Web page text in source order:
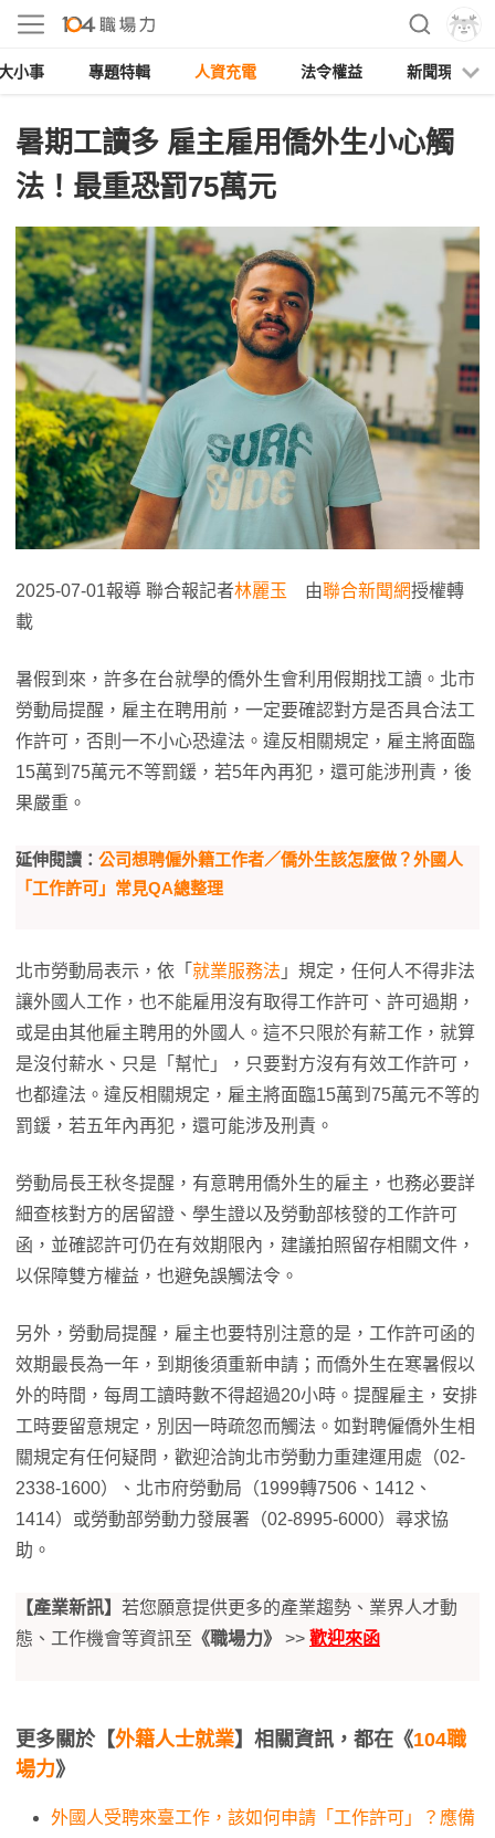
小事 專題特輯 人資充電 法令權益 新聞現場
暑期工讀多 雇主雇用僑外生小心觸
法！最重恐罰75萬元
2025-07-01報導 聯合報記者林麗玉 由聯合新聞網授權轉
載
暑假到來，許多在台就學的僑外生會利用假期找工讀。北市
勞動局提醒，雇主在聘用前，一定要確認對方是否具合法工
作許可，否則一不小心恐違法。違反相關規定，雇主將面臨
15萬到75萬元不等罰鍰，若5年內再犯，還可能涉刑責，後
果嚴重。
延伸閱讀： 公司想聘僱外籍工作者／僑外生該怎麼做？外國人
「工作許可」常見QA總整理
北市勞動局表示，依「 就業服務法 」規定，任何人不得非法
讓外國人工作，也不能雇用沒有取得工作許可、許可過期，
或是由其他雇主聘用的外國人。這不只限於有薪工作，就算
是沒付薪水、只是「幫忙」，只要對方沒有有效工作許可，
也都違法。違反相關規定，雇主將面臨15萬到75萬元不等的
罰鍰，若五年內再犯，還可能涉及刑責。
勞動局長王秋冬提醒，有意聘用僑外生的雇主，也務必要詳
細查核對方的居留證、學生證以及勞動部核發的工作許可
函，並確認許可仍在有效期限內，建議拍照留存相關文件，
以保障雙方權益，也避免誤觸法令。
另外，勞動局提醒，雇主也要特別注意的是，工作許可函的
效期最長為一年，到期後須重新申請；而僑外生在寒暑假以
外的時間，每周工讀時數不得超過20小時。提醒雇主，安排
工時要留意規定，別因一時疏忽而觸法。如對聘僱僑外生相
關規定有任何疑問，歡迎洽詢北市勞動力重建運用處（02-
2338-1600）、北市府勞動局（1999轉7506、1412、
1414）或勞動部勞動力發展署（02-8995-6000）尋求協
助。
【產業新訊】 若您願意提供更多的產業趨勢、業界人才動
態、工作機會等資訊至 《職場力》 >> 歡迎來函
更多關於【外籍人士就業】相關資訊，都在《104職
場力》
外國人受聘來臺工作，該如何申請「工作許可」？應備